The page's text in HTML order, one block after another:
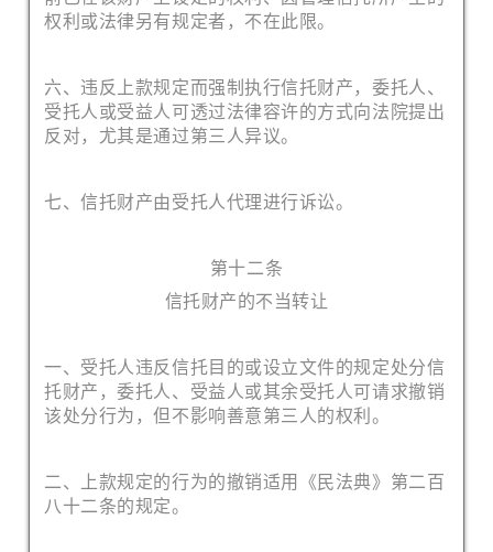
权利或法律另有规定者，不在此限。
六、违反上款规定而强制执行信托财产，委托人、
受托人或受益人可透过法律容许的方式向法院提出
反对，尤其是通过第三人异议。
七、信托财产由受托人代理进行诉讼。
第十二条
信托财产的不当转让
一、受托人违反信托目的或设立文件的规定处分信
托财产，委托人、受益人或其余受托人可请求撤销
该处分行为，但不影响善意第三人的权利。
二、上款规定的行为的撤销适用《民法典》第二百
八十二条的规定。